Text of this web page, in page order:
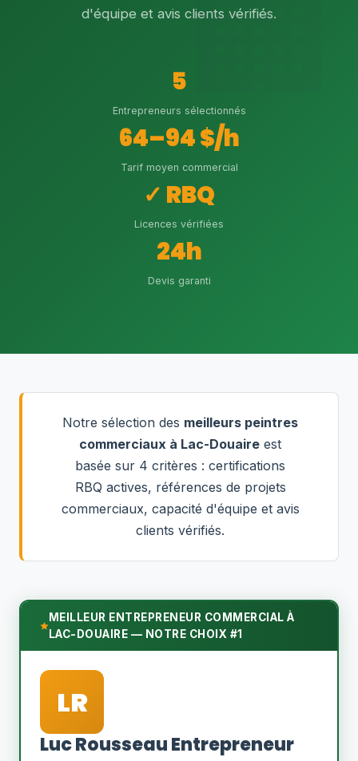
d'équipe et avis clients vérifiés.
5
Entrepreneurs sélectionnés
64–94 $/h
Tarif moyen commercial
✓ RBQ
Licences vérifiées
24h
Devis garanti
Notre sélection des meilleurs peintres
commerciaux à Lac-Douaire est
basée sur 4 critères : certifications
RBQ actives, références de projets
commerciaux, capacité d'équipe et avis
clients vérifiés.
MEILLEUR ENTREPRENEUR COMMERCIAL À
LAC-DOUAIRE — NOTRE CHOIX #1
LR
Luc Rousseau Entrepreneur